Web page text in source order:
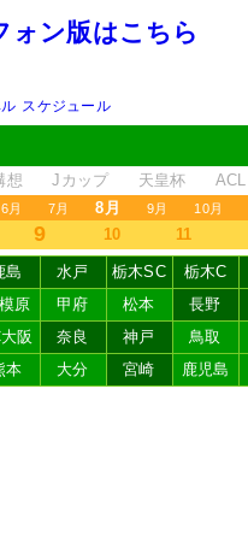
ォン版はこちら
スケジュール
想 Jカップ 天皇杯 ACL
6月 7月 8月 9月 10月
9 10 11
島 水戸 栃木SC 栃木C
原 甲府 松本 長野
阪 奈良 神戸 鳥取
本 大分 宮崎 鹿児島